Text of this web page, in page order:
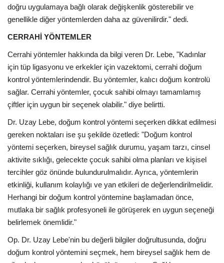
doğru uygulamaya bağlı olarak değişkenlik gösterebilir ve
genellikle diğer yöntemlerden daha az güvenilirdir." dedi.
CERRAHİ YÖNTEMLER
Cerrahi yöntemler hakkında da bilgi veren Dr. Lebe, "Kadınlar
için tüp ligasyonu ve erkekler için vazektomi, cerrahi doğum
kontrol yöntemlerindendir. Bu yöntemler, kalıcı doğum kontrolü
sağlar. Cerrahi yöntemler, çocuk sahibi olmayı tamamlamış
çiftler için uygun bir seçenek olabilir." diye belirtti.
Dr. Uzay Lebe, doğum kontrol yöntemi seçerken dikkat edilmesi
gereken noktaları ise şu şekilde özetledi: "Doğum kontrol
yöntemi seçerken, bireysel sağlık durumu, yaşam tarzı, cinsel
aktivite sıklığı, gelecekte çocuk sahibi olma planları ve kişisel
tercihler göz önünde bulundurulmalıdır. Ayrıca, yöntemlerin
etkinliği, kullanım kolaylığı ve yan etkileri de değerlendirilmelidir.
Herhangi bir doğum kontrol yöntemine başlamadan önce,
mutlaka bir sağlık profesyoneli ile görüşerek en uygun seçeneği
belirlemek önemlidir."
Op. Dr. Uzay Lebe'nin bu değerli bilgiler doğrultusunda, doğru
doğum kontrol yöntemini seçmek, hem bireysel sağlık hem de